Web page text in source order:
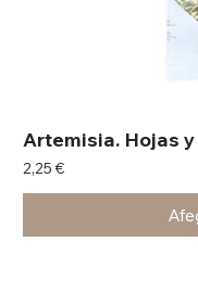
Artemisia. Hojas
Preu
2,25 €